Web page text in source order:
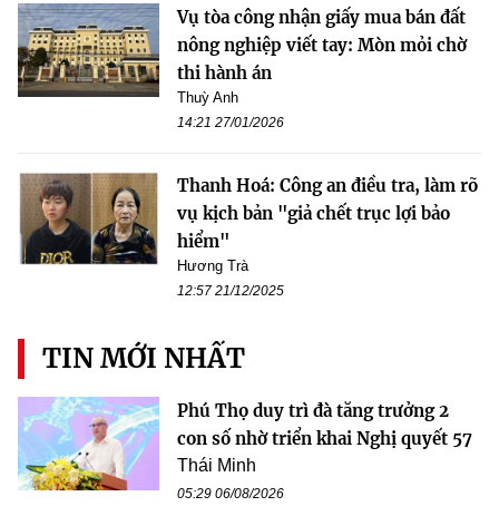
Vụ tòa công nhận giấy mua bán đất
nông nghiệp viết tay: Mòn mỏi chờ
thi hành án
Thuỳ Anh
14:21 27/01/2026
Thanh Hoá: Công an điều tra, làm rõ
vụ kịch bản "giả chết trục lợi bảo
hiểm"
Hương Trà
12:57 21/12/2025
TIN MỚI NHẤT
Phú Thọ duy trì đà tăng trưởng 2
con số nhờ triển khai Nghị quyết 57
Thái Minh
05:29 06/08/2026